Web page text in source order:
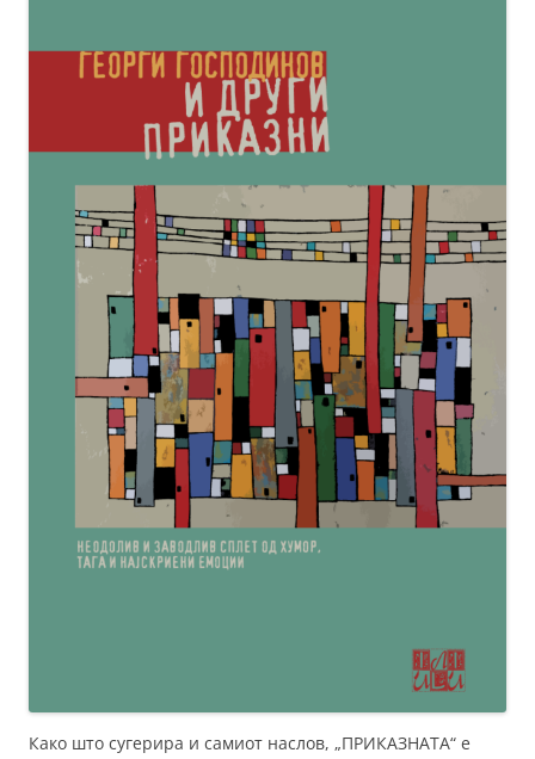
Како што сугерира и самиот наслов, „ПРИКАЗНАТА“ е